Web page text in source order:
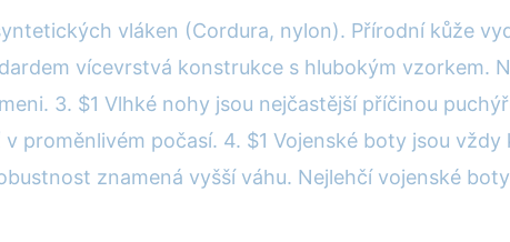
vláken (Cordura, nylon). Přírodní kůže
vícevrstvá konstrukce s hlubokým vzorkem.
3. $1 Vlhké nohy jsou nejčastější příčinou
proměnlivém počasí. 4. $1 Vojenské boty jsou
znamená vyšší váhu. Nejlehčí vojenské